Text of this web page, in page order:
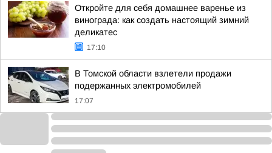
Откройте для себя домашнее варенье из
винограда: как создать настоящий зимний
деликатес
17:10
В Томской области взлетели продажи
подержанных электромобилей
17:07